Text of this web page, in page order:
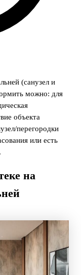
(санузел и
можно: для
объекта
перегородки
или есть
на